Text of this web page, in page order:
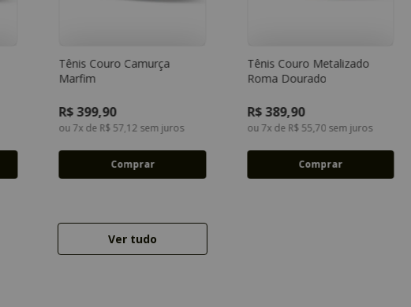
Tênis Couro Camurça
Marfim
R$ 399,90
ou7x de R$ 57,12 sem juros
Comprar
34
Tênis Couro Metalizado
Roma Dourado
R$389,90
ou7x de R$ 55,70 sem juros
Comprar
Ver tudo